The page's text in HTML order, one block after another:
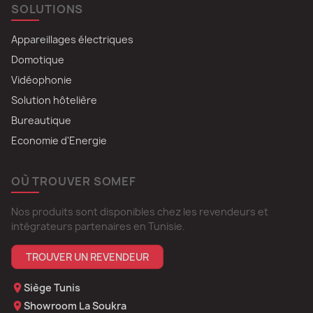
SOLUTIONS
Appareillages électriques
Domotique
Vidéophonie
Solution hôtelière
Bureautique
Economie d'Energie
OÙ TROUVER SOMEF
Nos produits sont disponibles chez les revendeurs et
intégrateurs partenaires en Tunisie.
TROUVER UN REVENDEUR
Siège Tunis
Showroom La Soukra